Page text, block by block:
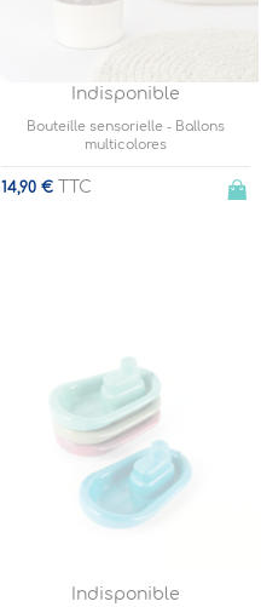
Indisponible
Bouteille sensorielle - Ballons
multicolores
14,90 € TTC
Indisponible